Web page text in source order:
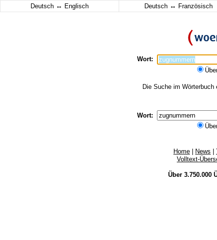
Deutsch ↔ Englisch Deutsch ↔ Französisch
Wort:
Die Suche im
Wort:
Home News
Volltext-
Über 3.750.000